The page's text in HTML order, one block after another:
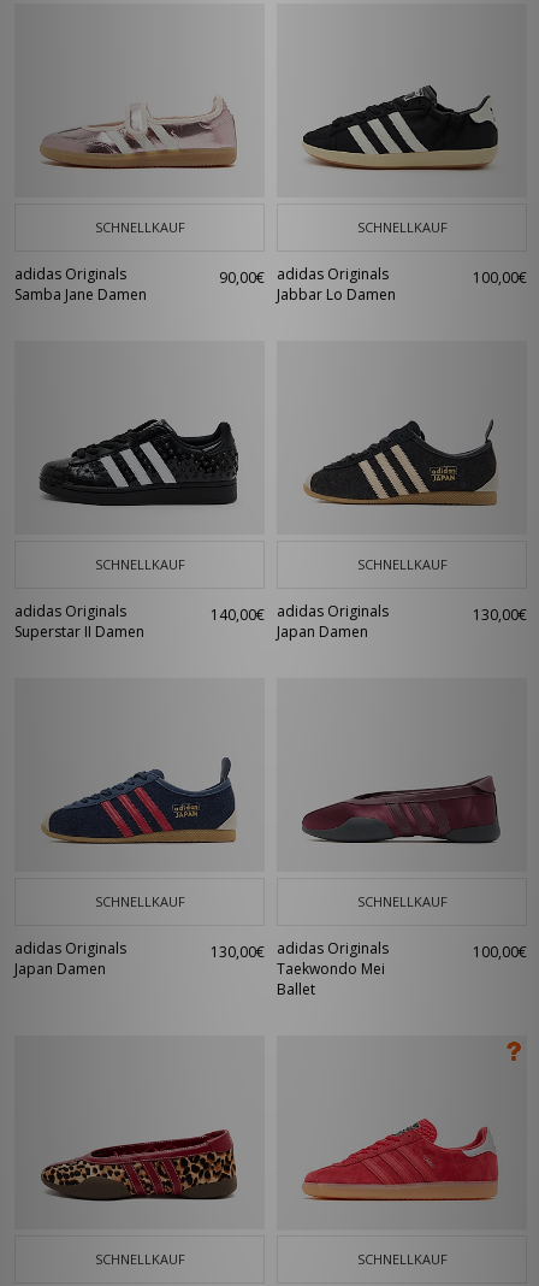
SCHNELLKAUF
adidas Originals
Samba Jane Damen
90,00€
SCHNELLKAUF
adidas Originals
Jabbar Lo Damen
100,00€
SCHNELLKAUF
adidas Originals
Superstar II Damen
140,00€
SCHNELLKAUF
adidas Originals
Japan Damen
130,00€
SCHNELLKAUF
adidas Originals
Japan Damen
130,00€
SCHNELLKAUF
adidas Originals
Taekwondo Mei
Ballet
100,00€
SCHNELLKAUF SCHNELLKAUF